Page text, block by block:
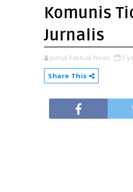
Komunis
Jurnalis
Jurnal Faktual News 5
Share This